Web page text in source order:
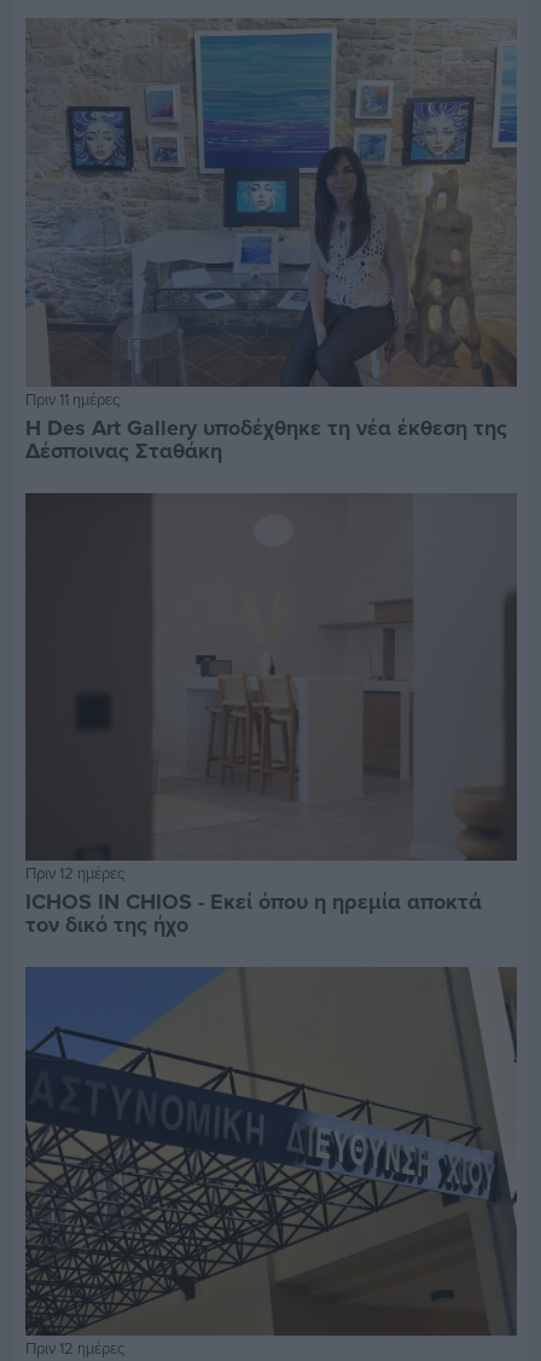
Πριν 11 ημέρες
Η Des Art Gallery υποδέχθηκε τη νέα έκθεση της
Δέσποινας Σταθάκη
Πριν 12 ημέρες
ICHOS IN CHIOS - Εκεί όπου η ηρεμία αποκτά
τον δικό της ήχο
Πριν 12 ημέρες